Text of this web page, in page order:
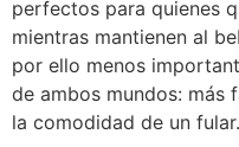
perfectos para quienes
mientras mantienen al
por ello menos
de ambos mundos: más
la comodidad de un fular.